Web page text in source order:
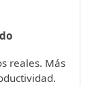
reales. Más